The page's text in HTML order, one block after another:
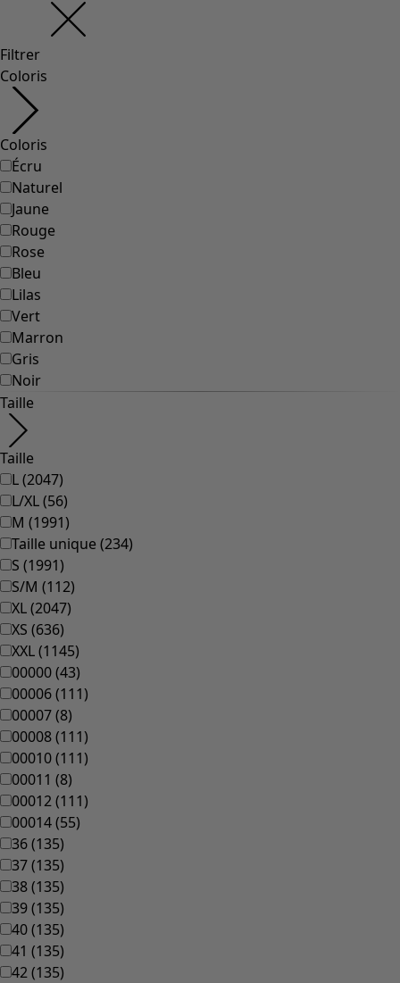
Filtrer
Coloris
Coloris
Écru
Naturel
Jaune
Rouge
Rose
Bleu
Lilas
Vert
Marron
Gris
Noir
Taille
Taille
L(2047)
L/XL(56)
M (1991)
Taille unique (234)
S (1991)
S/M (112)
XL(2047)
XS (636)
XXL(1145)
00000(43)
00006(111)
00007(8)
00008(111)
00010(111)
00011 (8)
00012(111)
00014(55)
36(135)
37(135)
38(135)
39(135)
40(135)
41 (135)
42(135)